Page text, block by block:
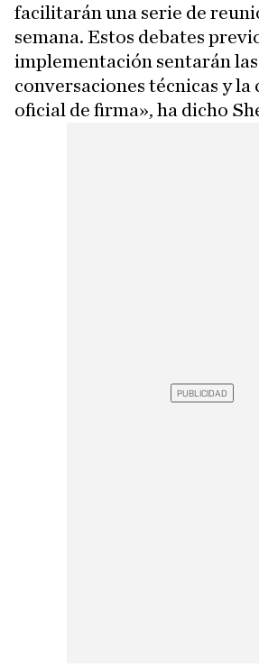
facilitarán una serie de
semana. Estos debates
implementación sentarán las
conversaciones técnicas y la
oficial de firma», ha dicho